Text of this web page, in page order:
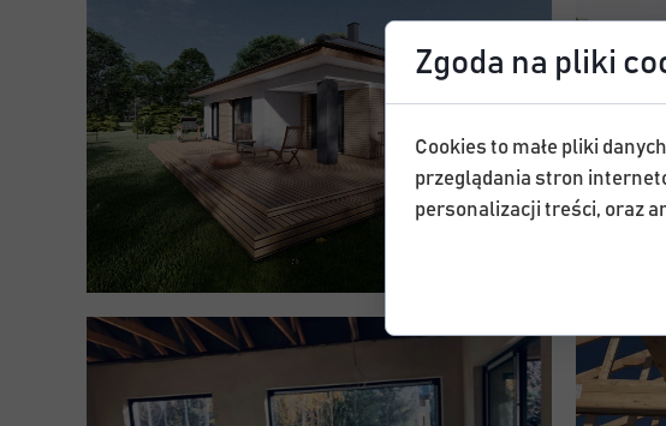
Zgoda na pliki
Cookies to małe pliki
przeglądania stron
personalizacji treści, oraz